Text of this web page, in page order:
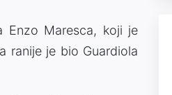
Enzo Maresca, koji je
ranije je bio Guardiola